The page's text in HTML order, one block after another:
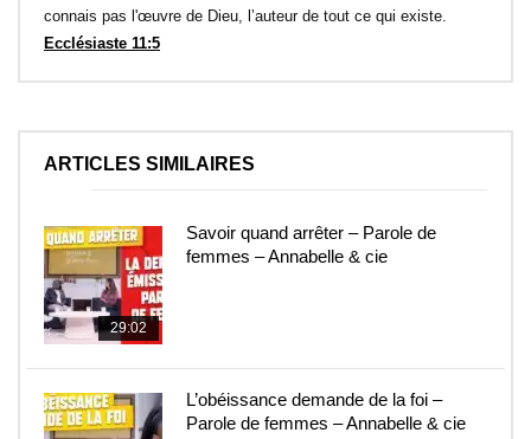
connais pas l'œuvre de Dieu, l’auteur de tout ce qui existe.
Ecclésiaste 11:5
ARTICLES SIMILAIRES
29:02
Savoir quand arrêter – Parole de
femmes – Annabelle & cie
L’obéissance demande de la foi –
Parole de femmes – Annabelle & cie